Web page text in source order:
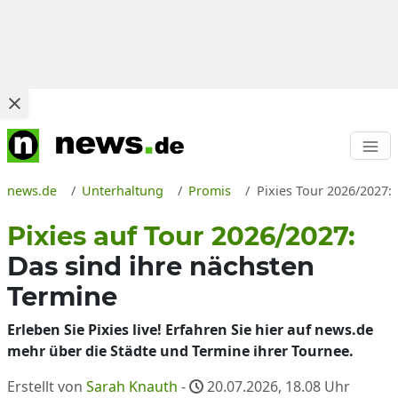
news.de Unterhaltung Promis Pixies Tour 2026/
Pixies auf Tour 2026/2027:
Das sind ihre nächsten
Termine
Erleben Sie Pixies live! Erfahren Sie hier auf news.de
mehr über die Städte und Termine ihrer Tournee.
Erstellt von Sarah Knauth - 20.07.2026, 18.08 Uhr